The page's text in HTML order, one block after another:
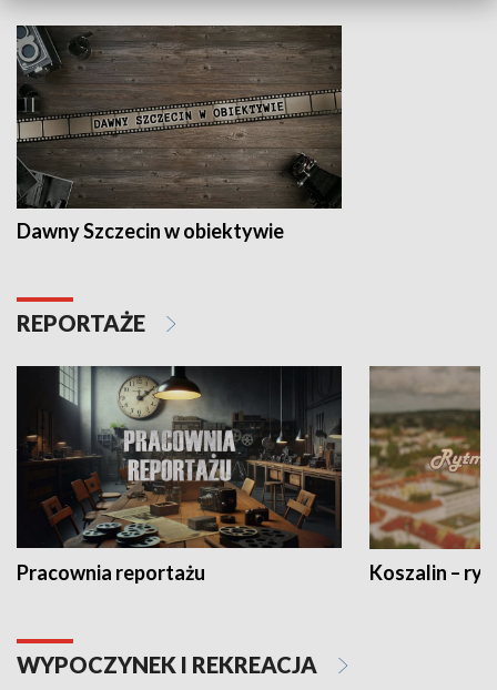
Dawny Szczecin w obiektywie
REPORTAŻE
Pracownia reportażu Koszalin –
WYPOCZYNEK I REKREACJA